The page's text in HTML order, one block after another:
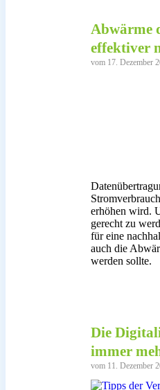
Abwärme
effektiver
vom 17. Dezember
erhöhen wird.
gerecht zu
für eine
auch die
werden sollte.
Die
immer
vom 11. Dezember